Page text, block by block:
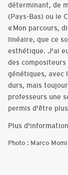
déterminant, de
(Pays-Bas) ou le
« Mon parcours,
linéaire, que ce
esthétique. J'ai
des
génétiques, avec
durs, mais
professeurs une
permis d'être
Plus
Photo : Marco